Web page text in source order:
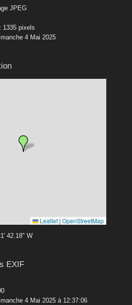
JPEG
pixels
4 Mai 2025
Leaflet | OpenStreetMap
42.18" W
EXIF
4 Mai 2025 à 12:37:06